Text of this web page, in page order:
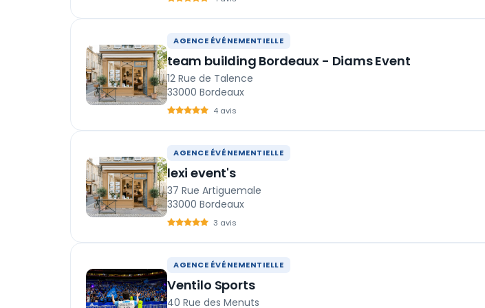
AGENCE ÉVÉNEMENTIELLE
team building Bordeaux - Diams Event
12 Rue de Talence
33000 Bordeaux
4 avis
AGENCE ÉVÉNEMENTIELLE
lexi event's
37 Rue Artiguemale
33000 Bordeaux
3 avis
AGENCE ÉVÉNEMENTIELLE
Ventilo Sports
40 Rue des Menuts